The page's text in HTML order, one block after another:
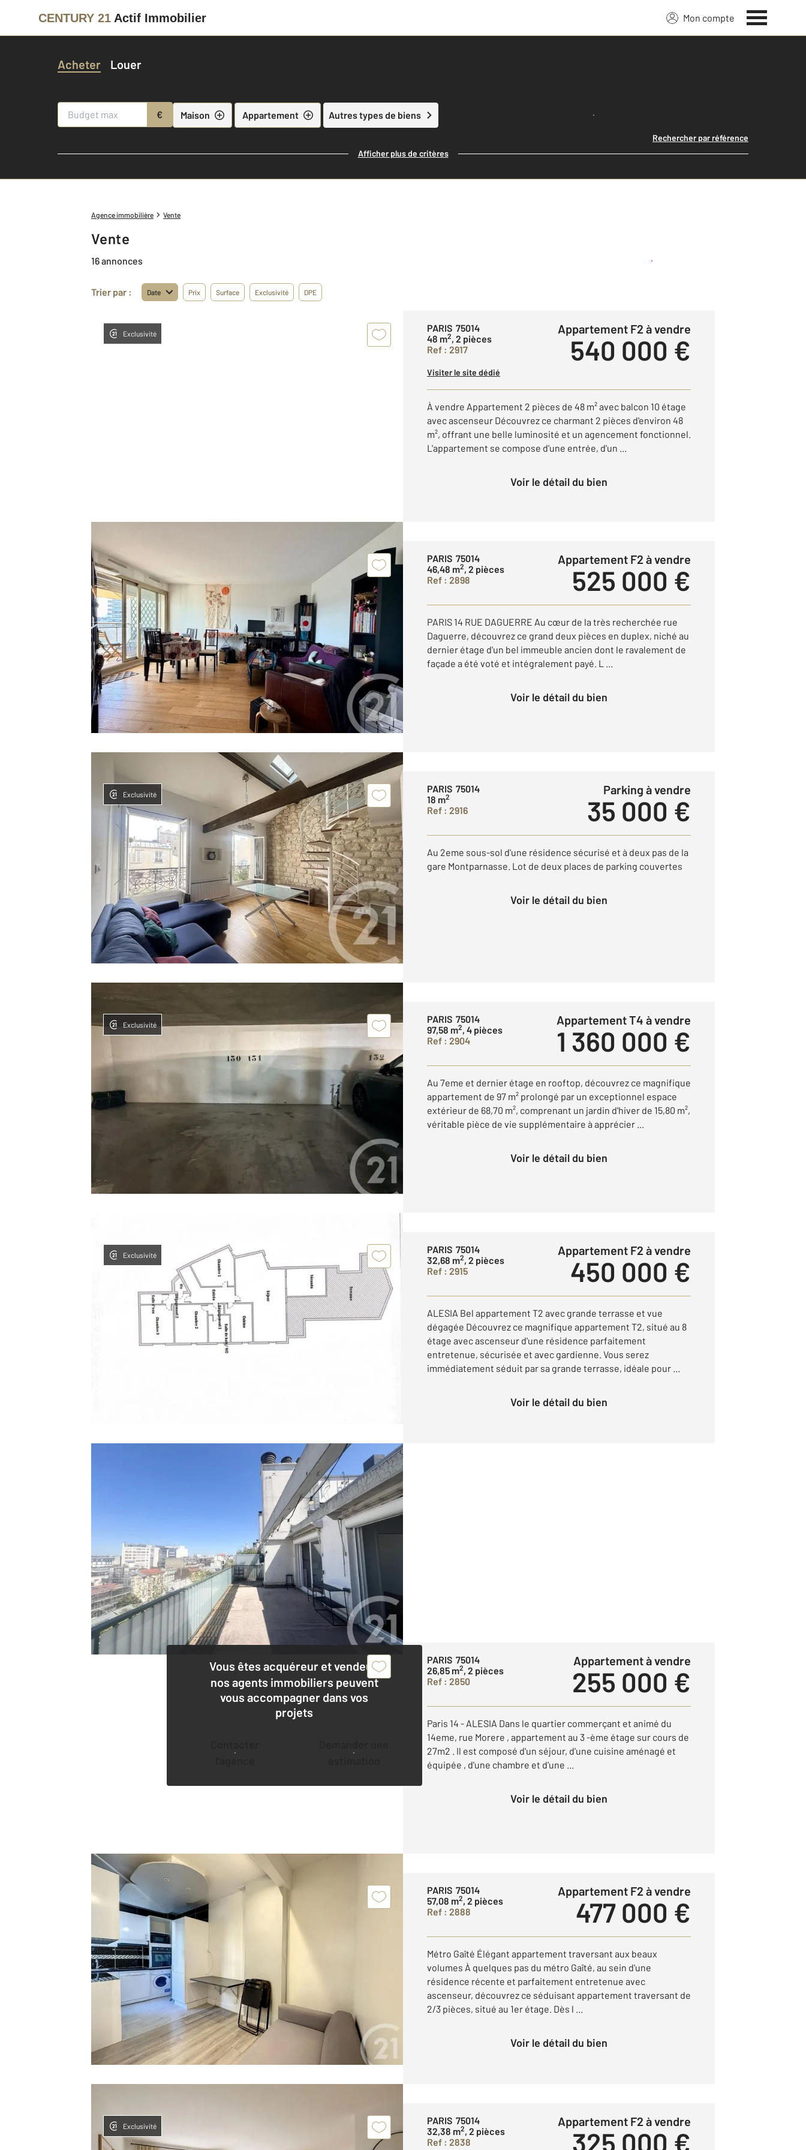
CENTURY 21 Actif Immobilier Mon compte
Acheter Louer
€ Maison Appartement Autres types de biens Lancer ma recherche
Rechercher par référence
Afficher plus de critères
Agence immobilière Vente
Vente
16 annonces Créer une alerte
Trier par : Date Prix Surface Exclusivité DPE
Exclusivité
PARIS 75014
48 m2, 2 pièces
Ref : 2917
Appartement F2 à vendre
540 000 €
Visiter le site dédié
À vendre Appartement 2 pièces de 48 m² avec balcon 10 étage
avec ascenseur Découvrez ce charmant 2 pièces d'environ 48
m², offrant une belle luminosité et un agencement fonctionnel.
L'appartement se compose d'une entrée, d'un ...
Voir le détail du bien
PARIS 75014
46,48 m2, 2 pièces
Ref : 2898
Appartement F2 à vendre
525 000 €
PARIS 14 RUE DAGUERRE Au cœur de la très recherchée rue
Daguerre, découvrez ce grand deux pièces en duplex, niché au
dernier étage d'un bel immeuble ancien dont le ravalement de
façade a été voté et intégralement payé. L ...
Voir le détail du bien
Exclusivité
PARIS 75014
18 m2
Ref : 2916
Parking à vendre
35 000 €
Au 2eme sous-sol d'une résidence sécurisé et à deux pas de la
gare Montparnasse. Lot de deux places de parking couvertes
Voir le détail du bien
Exclusivité
PARIS 75014
97,58 m2, 4 pièces
Ref : 2904
Appartement T4 à vendre
1 360 000 €
Au 7eme et dernier étage en rooftop, découvrez ce magnifique
appartement de 97 m² prolongé par un exceptionnel espace
extérieur de 68,70 m², comprenant un jardin d'hiver de 15,80 m²,
véritable pièce de vie supplémentaire à apprécier ...
Voir le détail du bien
Exclusivité
PARIS 75014
32,68 m2, 2 pièces
Ref : 2915
Appartement F2 à vendre
450 000 €
ALESIA Bel appartement T2 avec grande terrasse et vue
dégagée Découvrez ce magnifique appartement T2, situé au 8
étage avec ascenseur d'une résidence parfaitement
entretenue, sécurisée et avec gardienne. Vous serez
immédiatement séduit par sa grande terrasse, idéale pour ...
Voir le détail du bien
Vous êtes acquéreur et vendeur,
nos agents immobiliers peuvent
vous accompagner dans vos
projets
PARIS 75014
26,85 m2, 2 pièces
Ref : 2850
Appartement à vendre
255 000 €
Paris 14 - ALESIA Dans le quartier commerçant et animé du
14eme, rue Morere , appartement au 3 -ème étage sur cours de
27m2 . Il est composé d'un séjour, d'une cuisine aménagé et
équipée , d'une chambre et d'une ...
Voir le détail du bien
PARIS 75014
57,08 m2, 2 pièces
Ref : 2888
Appartement F2 à vendre
477 000 €
Métro Gaîté Élégant appartement traversant aux beaux
volumes À quelques pas du métro Gaîté, au sein d'une
résidence récente et parfaitement entretenue avec
ascenseur, découvrez ce séduisant appartement traversant de
2/3 pièces, situé au 1er étage. Dès l ...
Voir le détail du bien
Exclusivité
PARIS 75014
32,38 m2, 2 pièces
Ref : 2838
Appartement F2 à vendre
325 000 €